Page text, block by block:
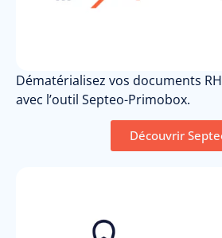
Dématérialisez vos documents
avec l’outil Septeo-Primobox.
Découvrir